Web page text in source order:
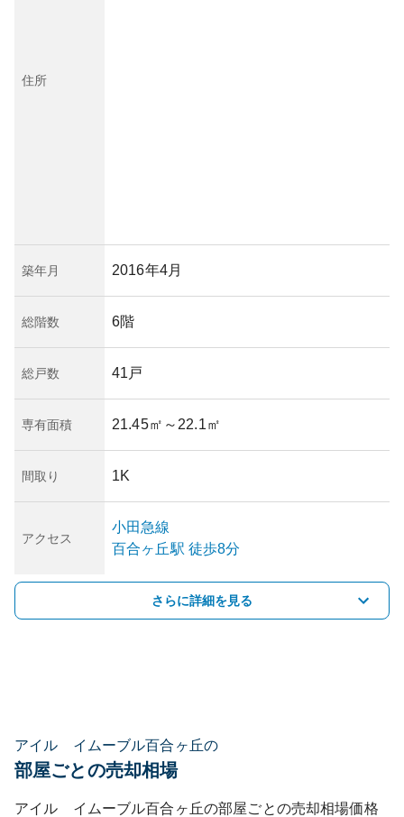
住所
築年月 2016年4月
総階数 6階
総戸数 41戸
専有面積 21.45㎡ ～22.1㎡
間取り 1K
アクセス
小田急線
百合ヶ丘駅 徒歩8分
さらに詳細を見る
アイル イムーブル百合ヶ丘の
部屋ごとの売却相場
アイル イムーブル百合ヶ丘の部屋ごとの売却相場価格